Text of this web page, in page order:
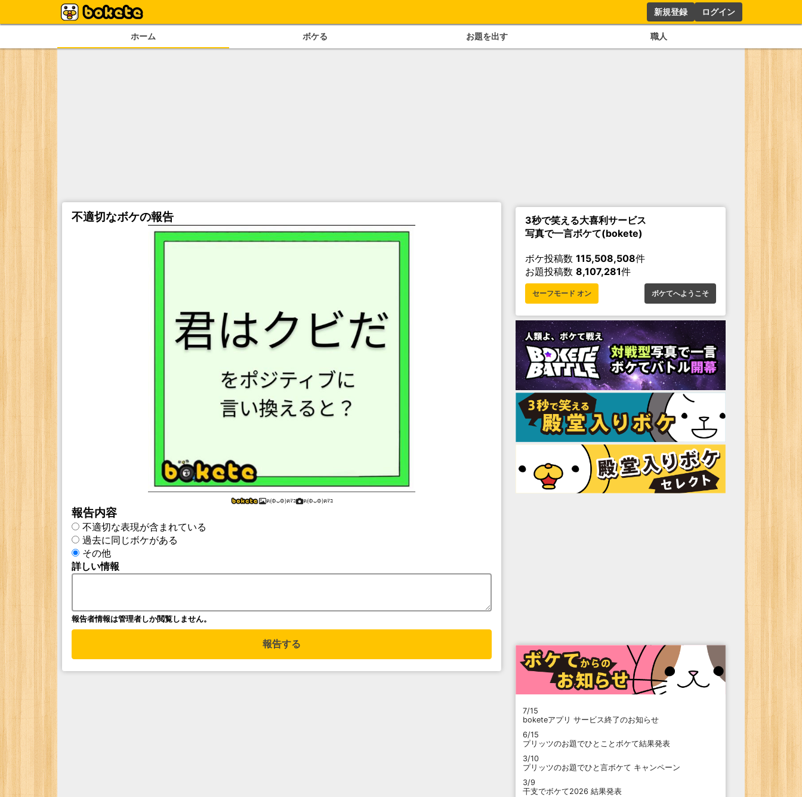
新規登録 ログイン
ホーム ボケる お題を出す 職人
不適切なボケの報告
ฅ(ФᴗФ)ฅﾏｺ ฅ(ФᴗФ)ฅﾏｺ
報告内容
不適切な表現が含まれている
過去に同じボケがある
その他
詳しい情報
報告者情報は管理者しか閲覧しません。
報告する
3秒で笑える大喜利サービス
写真で一言ボケて(bokete)
ボケ投稿数 115,508,508件
お題投稿数 8,107,281件
セーフモード オン ボケてへようこそ
7/15
boketeアプリ サービス終了のお知らせ
6/15
プリッツのお題でひとことボケて結果発表
3/10
プリッツのお題でひと言ボケて キャンペーン
3/9
干支でボケて2026 結果発表